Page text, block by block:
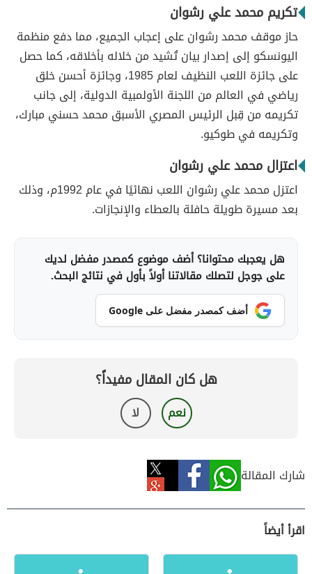
تكريم محمد علي رشوان
حاز موقف محمد رشوان على إعجاب الجميع، مما دفع منظمة
اليونسكو إلى إصدار بيان تُشيد من خلاله بأخلاقه، كما حصل
على جائزة اللعب النظيف لعام 1985، وجائزة أحسن خلق
رياضي في العالم من اللجنة الأولمبية الدولية، إلى جانب
تكريمه من قِبل الرئيس المصري الأسبق محمد حسني مبارك،
وتكريمه في طوكيو.
اعتزال محمد علي رشوان
اعتزل محمد علي رشوان اللعب نهائيًا في عام 1992م، وذلك
بعد مسيرة طويلة حافلة بالعطاء والإنجازات.
هل يعجبك محتوانا؟ أضف موضوع كمصدر مفضل لديك
على جوجل لتصلك مقالاتنا أولاً بأول في نتائج البحث.
أضف كمصدر مفضل على Google
هل كان المقال مفيداً؟
نعم لا
شارك المقالة
اقرأ أيضاً